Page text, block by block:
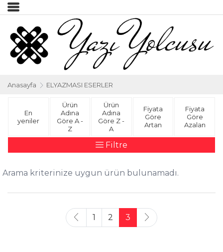
Anasayfa ELYAZMASI ESERLER
En
yeniler
Ürün
Adına
Göre A -
Z
Ürün
Adına
Göre Z -
A
Fiyata
Göre
Artan
Fiyata
Göre
Azalan
Filtre
Arama kriterinize uygun ürün bulunamadı.
1 2 3